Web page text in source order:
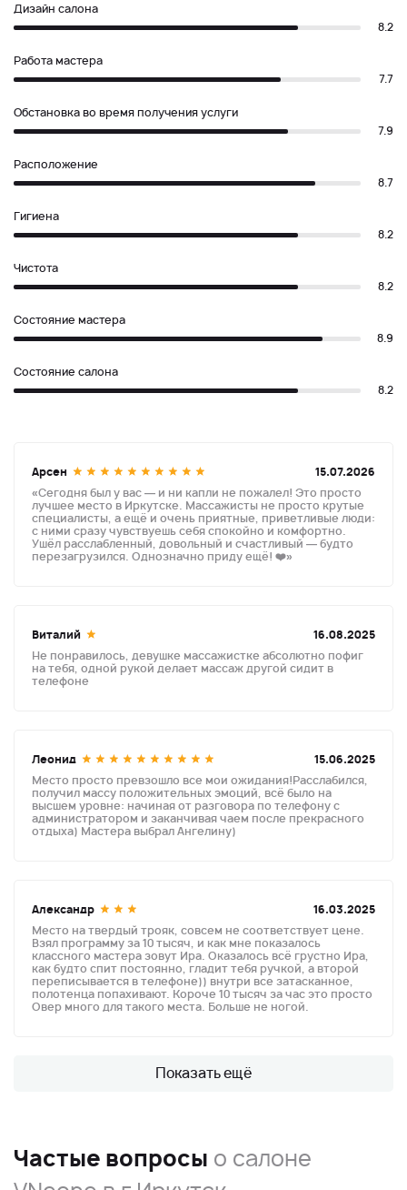
Дизайн салона
8.2
Работа мастера
7.7
Обстановка во время получения услуги
7.9
Расположение
8.7
Гигиена
8.2
Чистота
8.2
Состояние мастера
8.9
Состояние салона
8.2
Арсен
15.07.2026
«Сегодня был у вас — и ни капли не пожалел! Это просто
лучшее место в Иркутске. Массажисты не просто крутые
специалисты, а ещё и очень приятные, приветливые люди:
с ними сразу чувствуешь себя спокойно и комфортно.
Ушёл расслабленный, довольный и счастливый — будто
перезагрузился. Однозначно приду ещё! ❤️»
Виталий
16.08.2025
Не понравилось, девушке массажистке абсолютно пофиг
на тебя, одной рукой делает массаж другой сидит в
телефоне
Леонид
15.06.2025
Место просто превзошло все мои ожидания!Расслабился,
получил массу положительных эмоций, всё было на
высшем уровне: начиная от разговора по телефону с
администратором и заканчивая чаем после прекрасного
отдыха) Мастера выбрал Ангелину)
Александр
16.03.2025
Место на твердый трояк, совсем не соответствует цене.
Взял программу за 10 тысяч, и как мне показалось
классного мастера зовут Ира. Оказалось всё грустно Ира,
как будто спит постоянно, гладит тебя ручкой, а второй
переписывается в телефоне)) внутри все затасканное,
полотенца попахивают. Короче 10 тысяч за час это просто
Овер много для такого места. Больше не ногой.
Показать ещё
Частые вопросы о салоне